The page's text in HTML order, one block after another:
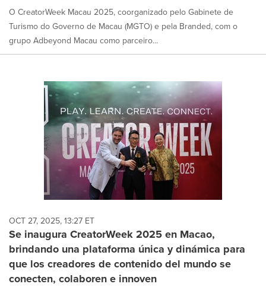
O CreatorWeek Macau 2025, coorganizado pelo Gabinete de
Turismo do Governo de Macau (MGTO) e pela Branded, com o
grupo Adbeyond Macau como parceiro...
OCT 27, 2025, 13:27 ET
Se inaugura CreatorWeek 2025 en Macao,
brindando una plataforma única y dinámica para
que los creadores de contenido del mundo se
conecten, colaboren e innoven